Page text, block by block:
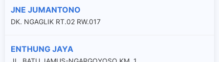
JNE JUMANTONO
DK. NGAGLIK RT.02 RW.017
ENTHUNG JAYA